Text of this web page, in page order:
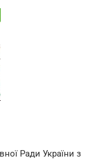
Ради України з